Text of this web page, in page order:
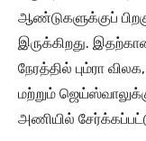
ஆண்டுகளுக்குப்
இருக்கிறது.
நேரத்தில் பும்ரா
மற்றும்
அணியில்